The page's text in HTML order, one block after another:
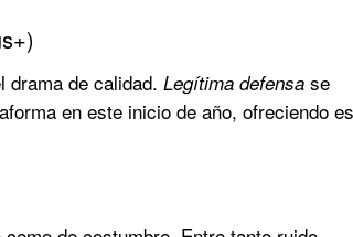
drama de calidad. Legítima defensa se
en este inicio de año, ofreciendo